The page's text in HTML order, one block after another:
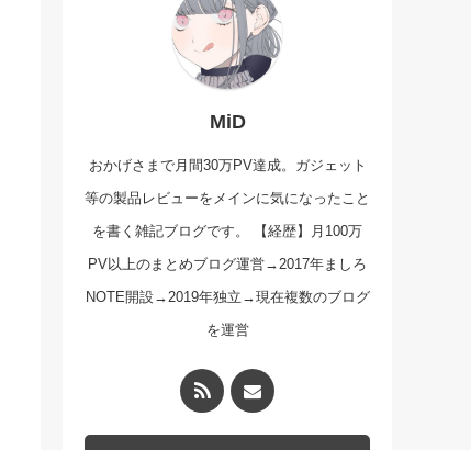
MiD
おかげさまで月間30万PV達成。ガジェット
等の製品レビューをメインに気になったこと
を書く雑記ブログです。 【経歴】月100万
PV以上のまとめブログ運営→2017年ましろ
NOTE開設→2019年独立→現在複数のブログ
を運営